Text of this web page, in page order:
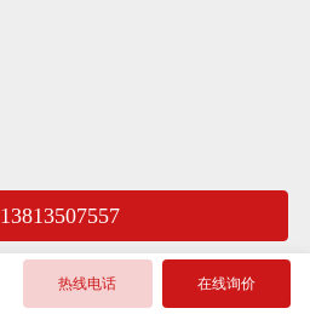
13813507557
热线电话 在线询价